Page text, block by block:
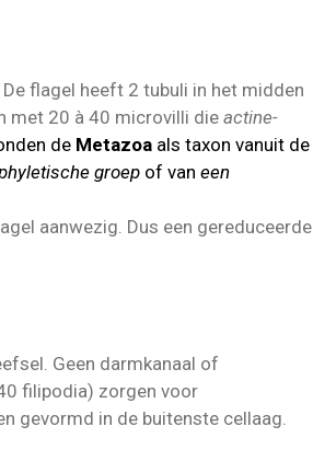
flagel heeft 2 tubuli in het midden
met 20 à 40 microvilli die actine-
de Metazoa als taxon vanuit de
groep of van een
aanwezig. Dus een gereduceerde
Geen darmkanaal of
filipodia) zorgen voor
gevormd in de buitenste cellaag.